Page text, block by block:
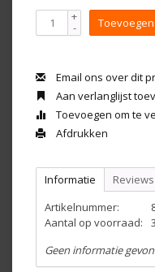
+
-
Email ons over dit
Aan verlanglijst
Toevoegen om te
Afdrukken
Informatie Reviews
Artikelnummer:
Aantal op voorraad:
3
Geen informatie